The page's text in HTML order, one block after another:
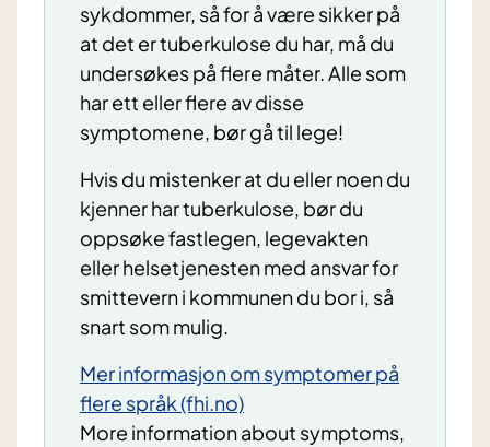
sykdommer, så for å være sikker på
at det er tuberkulose du har, må du
undersøkes på flere måter. Alle som
har ett eller flere av disse
symptomene, bør gå til lege!
Hvis du mistenker at du eller noen du
kjenner har tuberkulose, bør du
oppsøke fastlegen, legevakten
eller helsetjenesten med ansvar for
smittevern i kommunen du bor i, så
snart som mulig.
Mer informasjon om symptomer på
flere språk (fhi.no)
More information about symptoms,